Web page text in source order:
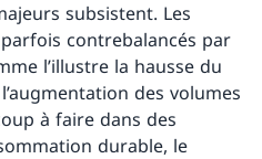
subsistent. Les
contrebalancés par
l’illustre la hausse du
des volumes
à faire dans des
durable, le